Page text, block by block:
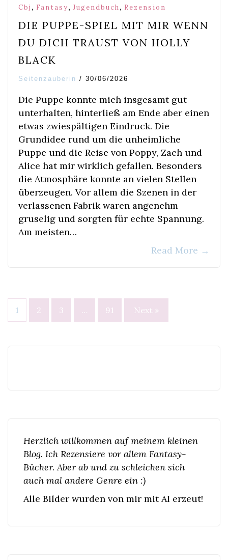
Cbj , Fantasy, Jugendbuch, Rezension
DIE PUPPE-SPIEL MIT MIR WENN
DU DICH TRAUST VON HOLLY
BLACK
Seitenzauberin / 30/06/2026
Die Puppe konnte mich insgesamt gut
unterhalten, hinterließ am Ende aber einen
etwas zwiespältigen Eindruck. Die
Grundidee rund um die unheimliche
Puppe und die Reise von Poppy, Zach und
Alice hat mir wirklich gefallen. Besonders
die Atmosphäre konnte an vielen Stellen
überzeugen. Vor allem die Szenen in der
verlassenen Fabrik waren angenehm
gruselig und sorgten für echte Spannung.
Am meisten…
Read More →
Seitennummerierung
der
1 2 3 … 91 Next »
Herzlich willkommen auf meinem kleinen
Blog. Ich Rezensiere vor allem Fantasy-
Bücher. Aber ab und zu schleichen sich
auch mal andere Genre ein :)
Alle Bilder wurden von mir mit AI erzeut!